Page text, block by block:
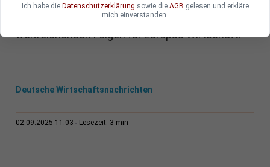
der Ostsee massiv gefährdet. Nun denkt Helsinki
über neue Routen nach – mit hohen Kosten und
weitreichenden Folgen für Europas Wirtschaft.
Deutsche Wirtschaftsnachrichten
02.09.2025 11:03 Lesezeit: 3 min
Ich habe die Datenschutzerklärung sowie die AGB gelesen und erkläre
mich einverstanden.